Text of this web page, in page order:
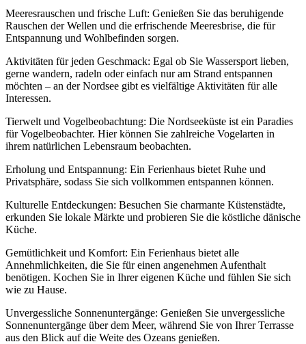
Meeresrauschen und frische Luft: Genießen Sie das beruhigende
Rauschen der Wellen und die erfrischende Meeresbrise, die für
Entspannung und Wohlbefinden sorgen.
Aktivitäten für jeden Geschmack: Egal ob Sie Wassersport lieben,
gerne wandern, radeln oder einfach nur am Strand entspannen
möchten – an der Nordsee gibt es vielfältige Aktivitäten für alle
Interessen.
Tierwelt und Vogelbeobachtung: Die Nordseeküste ist ein Paradies
für Vogelbeobachter. Hier können Sie zahlreiche Vogelarten in
ihrem natürlichen Lebensraum beobachten.
Erholung und Entspannung: Ein Ferienhaus bietet Ruhe und
Privatsphäre, sodass Sie sich vollkommen entspannen können.
Kulturelle Entdeckungen: Besuchen Sie charmante Küstenstädte,
erkunden Sie lokale Märkte und probieren Sie die köstliche dänische
Küche.
Gemütlichkeit und Komfort: Ein Ferienhaus bietet alle
Annehmlichkeiten, die Sie für einen angenehmen Aufenthalt
benötigen. Kochen Sie in Ihrer eigenen Küche und fühlen Sie sich
wie zu Hause.
Unvergessliche Sonnenuntergänge: Genießen Sie unvergessliche
Sonnenuntergänge über dem Meer, während Sie von Ihrer Terrasse
aus den Blick auf die Weite des Ozeans genießen.